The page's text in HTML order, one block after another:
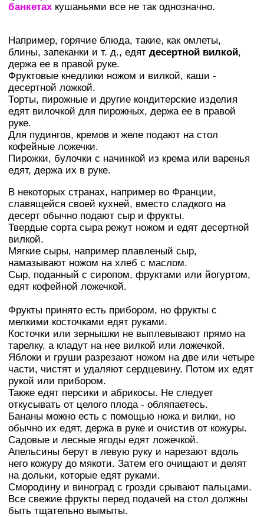
банкетах кушаньями все не так однозначно.
Например, горячие блюда, такие, как омлеты,
блины, запеканки и т. д., едят десертной вилкой,
держа ее в правой руке.
Фруктовые кнедлики ножом и вилкой, каши -
десертной ложкой.
Торты, пирожные и другие кондитерские изделия
едят вилочкой для пирожных, держа ее в правой
руке.
Для пудингов, кремов и желе подают на стол
кофейные ложечки.
Пирожки, булочки с начинкой из крема или варенья
едят, держа их в руке.
В некоторых странах, например во Франции,
славящейся своей кухней, вместо сладкого на
десерт обычно подают сыр и фрукты.
Твердые сорта сыра режут ножом и едят десертной
вилкой.
Мягкие сыры, например плавленый сыр,
намазывают ножом на хлеб с маслом.
Сыр, поданный с сиропом, фруктами или йогуртом,
едят кофейной ложечкой.
Фрукты принято есть прибором, но фрукты с
мелкими косточками едят руками.
Косточки или зернышки не выплевывают прямо на
тарелку, а кладут на нее вилкой или ложечкой.
Яблоки и груши разрезают ножом на две или четыре
части, чистят и удаляют сердцевину. Потом их едят
рукой или прибором.
Также едят персики и абрикосы. Не следует
откусывать от целого плода - обляпаетесь.
Бананы можно есть с помощью ножа и вилки, но
обычно их едят, держа в руке и очистив от кожуры.
Садовые и лесные ягоды едят ложечкой.
Апельсины берут в левую руку и нарезают вдоль
него кожуру до мякоти. Затем его очищают и делят
на дольки, которые едят руками.
Смородину и виноград с грозди срывают пальцами.
Все свежие фрукты перед подачей на стол должны
быть тщательно вымыты.